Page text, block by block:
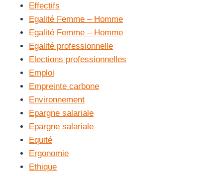
Effectifs
Egalité Femme – Homme
Egalité Femme – Homme
Egalité professionnelle
Elections professionnelles
Emploi
Empreinte carbone
Environnement
Epargne salariale
Epargne salariale
Equité
Ergonomie
Ethique